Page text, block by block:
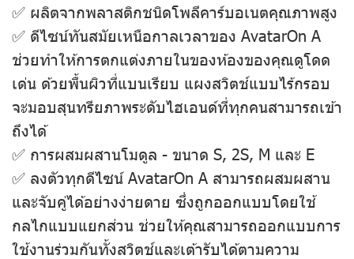
✅ ผลิตจากพลาสติกชนิดโพลีคาร์บอเนตคุณภาพสูง
✅ ดีไซน์ทันสมัยเหนือกาลเวลาของ AvatarOn A
ช่วยทําให้การตกแต่งภายในของห้องของคุณดูโดด
เด่น ด้วยพื้นผิวที่แบนเรียบ แผงสวิตช์แบบไร้กรอบ
จะมอบสุนทรียภาพระดับไฮเอนด์ที่ทุกคนสามารถเข้า
ถึงได้
✅ การผสมผสานโมดูล - ขนาด S, 2S, M และ E
✅ ลงตัวทุกดีไซน์ AvatarOn A สามารถผสมผสาน
และจับคู่ได้อย่างง่ายดาย ซึ่งถูกออกแบบโดยใช้
กลไกแบบแยกส่วน ช่วยให้คุณสามารถออกแบบการ
ใช้งานร่วมกันทั้งสวิตช์และเต้ารับได้ตามความ